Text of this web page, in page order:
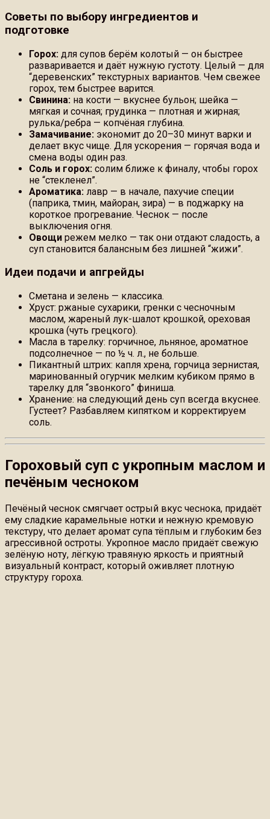
Советы по выбору ингредиентов и
подготовке
Горох: для супов берём колотый — он быстрее
разваривается и даёт нужную густоту. Целый — для
“деревенских” текстурных вариантов. Чем свежее
горох, тем быстрее варится.
Свинина: на кости — вкуснее бульон; шейка —
мягкая и сочная; грудинка — плотная и жирная;
рулька/ребра — копчёная глубина.
Замачивание: экономит до 20–30 минут варки и
делает вкус чище. Для ускорения — горячая вода и
смена воды один раз.
Соль и горох: солим ближе к финалу, чтобы горох
не “стекленел”.
Ароматика: лавр — в начале, пахучие специи
(паприка, тмин, майоран, зира) — в поджарку на
короткое прогревание. Чеснок — после
выключения огня.
Овощи режем мелко — так они отдают сладость, а
суп становится балансным без лишней “жижи”.
Идеи подачи и апгрейды
Сметана и зелень — классика.
Хруст: ржаные сухарики, гренки с чесночным
маслом, жареный лук-шалот крошкой, ореховая
крошка (чуть грецкого).
Масла в тарелку: горчичное, льняное, ароматное
подсолнечное — по ½ ч. л., не больше.
Пикантный штрих: капля хрена, горчица зернистая,
маринованный огурчик мелким кубиком прямо в
тарелку для “звонкого” финиша.
Хранение: на следующий день суп всегда вкуснее.
Густеет? Разбавляем кипятком и корректируем
соль.
Гороховый суп с укропным маслом и
печёным чесноком
Печёный чеснок смягчает острый вкус чеснока, придаёт
ему сладкие карамельные нотки и нежную кремовую
текстуру, что делает аромат супа тёплым и глубоким без
агрессивной остроты. Укропное масло придаёт свежую
зелёную ноту, лёгкую травяную яркость и приятный
визуальный контраст, который оживляет плотную
структуру гороха.